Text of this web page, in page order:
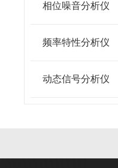
相位噪音分析仪
频率特性分析仪
动态信号分析仪